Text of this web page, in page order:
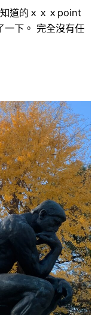
道的ｘｘｘpoint
一下。 完全沒有任